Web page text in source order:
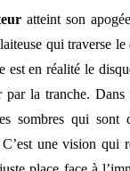
atteint son
qui traverse
est en réalité le
par la tranche.
sombres qui sont
une vision qui